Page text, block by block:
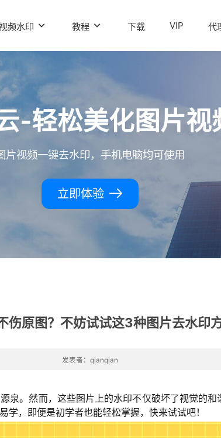
频水印 教程 下载 VIP 代
-轻松美化图片视
片视频一键去水印，手机电脑均可使用
立即体验
伤原图？不妨试试这3种图片去水印
发表者：qianqian
泉。然而，这些图片上的水印不仅破坏了视觉的
学，即便是初学者也能轻松掌握，快来试试吧！